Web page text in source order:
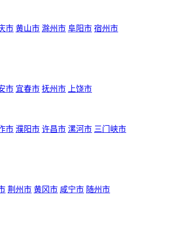
市 黄山市 滁州市 阜阳市 宿州市
市 宜春市 抚州市 上饶市
市 濮阳市 许昌市 漯河市 三门峡市
荆州市 黄冈市 咸宁市 随州市